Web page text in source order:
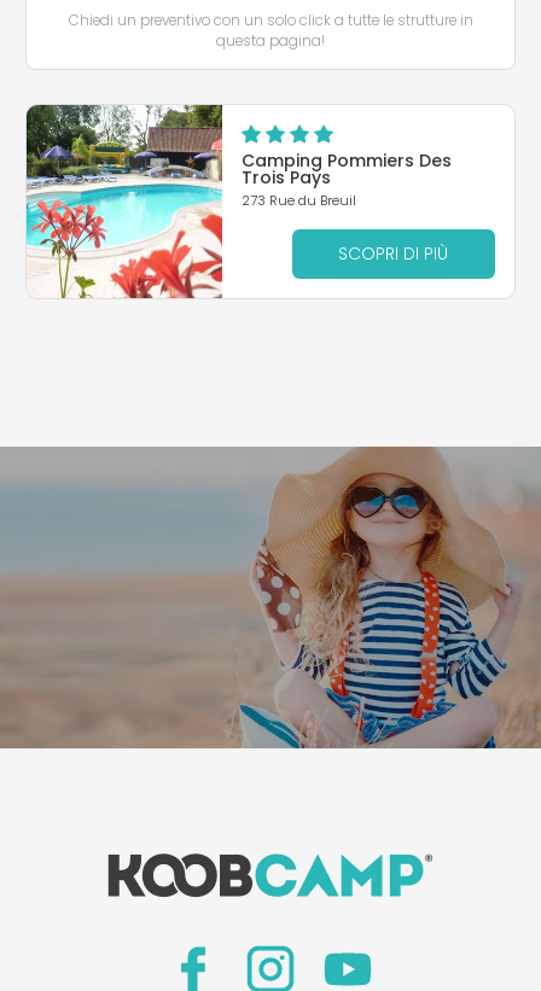
Chiedi un preventivo con un solo click a tutte le strutture in
questa pagina!
Camping Pommiers Des
Trois Pays
273 Rue du Breuil
SCOPRI DI PIÙ